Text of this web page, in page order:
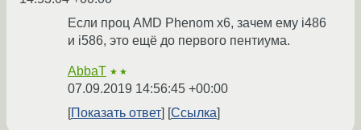
Если проц AMD Phenom x6, зачем ему i486
и i586, это ещё до первого пентиума.
AbbaT ★★
07.09.2019 14:56:45 +00:00
Показать ответ
Ссылка